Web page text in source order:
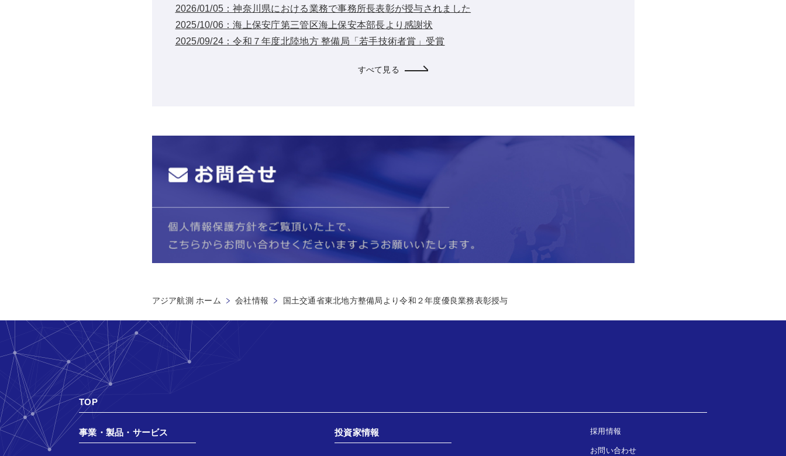
2026/01/05：神奈川県における業務で事務所長表彰が授与されました
2025/10/06：海上保安庁第三管区海上保安本部長より感謝状
2025/09/24：令和７年度北陸地方 整備局「若手技術者賞」受賞
すべて見る
アジア航測 ホーム 会社情報 国土交通省東北地方整備局より令和２年度優良業務表彰授与
TOP
事業・製品・サービス 投資家情報 採用情報
お問い合わせ